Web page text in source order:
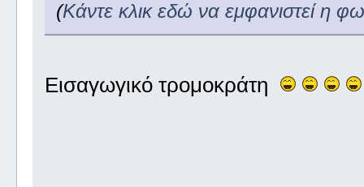
(Κάντε κλικ εδώ να εμφανιστεί η
Εισαγωγικό τρομοκράτη